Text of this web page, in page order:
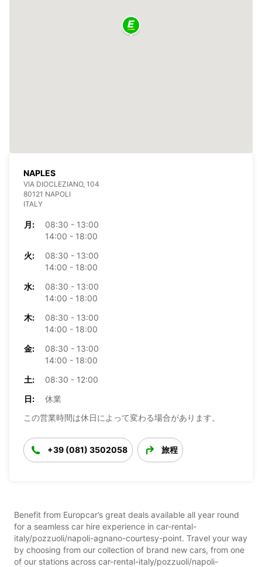
NAPLES
VIA DIOCLEZIANO, 104
80121 NAPOLI
ITALY
月:
08:30 - 13:00
14:00 - 18:00
火:
08:30 - 13:00
14:00 - 18:00
水:
08:30 - 13:00
14:00 - 18:00
木:
08:30 - 13:00
14:00 - 18:00
金:
08:30 - 13:00
14:00 - 18:00
土:
08:30 - 12:00
日:
休業
この営業時間は休日によって変わる場合があります。
+39 (081) 3502058 旅程
Benefit from Europcar’s great deals available all year round
for a seamless car hire experience in car-rental-
italy/pozzuoli/napoli-agnano-courtesy-point. Travel your way
by choosing from our collection of brand new cars, from one
of our stations across car-rental-italy/pozzuoli/napoli-